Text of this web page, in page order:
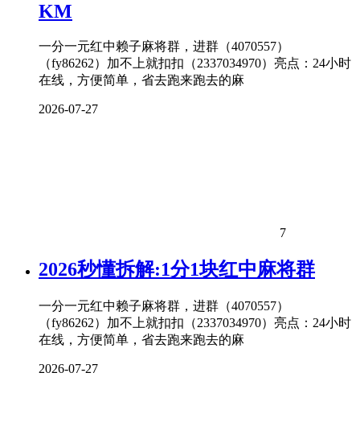
KM
一分一元红中赖子麻将群，进群（4070557）
（fy86262）加不上就扣扣（2337034970）亮点：24小时
在线，方便简单，省去跑来跑去的麻
2026-07-27
7
2026秒懂拆解:1分1块红中麻将群
一分一元红中赖子麻将群，进群（4070557）
（fy86262）加不上就扣扣（2337034970）亮点：24小时
在线，方便简单，省去跑来跑去的麻
2026-07-27